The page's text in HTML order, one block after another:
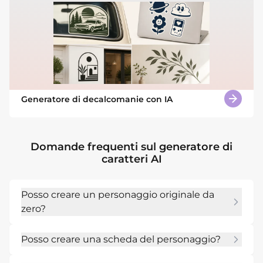
Generatore di decalcomanie con IA
Domande frequenti sul generatore di
caratteri AI
Posso creare un personaggio originale da
zero?
l'abbigliamento e lo stile e Mew Design creerà
Posso creare una scheda del personaggio?